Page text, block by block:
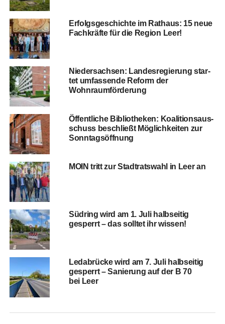
Erfolgs­ge­schich­te im Rat­haus: 15 neue
Fach­kräf­te für die Regi­on Leer!
Nie­der­sach­sen: Lan­des­re­gie­rung star­
tet umfas­sen­de Reform der
Wohnraumförderung
Öffent­li­che Biblio­the­ken: Koali­ti­ons­aus­
schuss beschließt Mög­lich­kei­ten zur
Sonntagsöffnung
MOIN tritt zur Stadt­rats­wahl in Leer an
Süd­ring wird am 1. Juli halb­sei­tig
gesperrt – das soll­tet ihr wissen!
Leda­brü­cke wird am 7. Juli halb­sei­tig
gesperrt – Sanie­rung auf der B 70
bei Leer